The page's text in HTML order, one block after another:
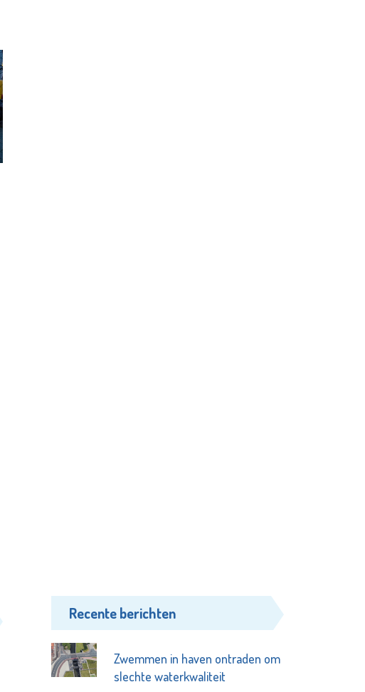
Recente berichten
Zwemmen in haven ontraden om
slechte waterkwaliteit